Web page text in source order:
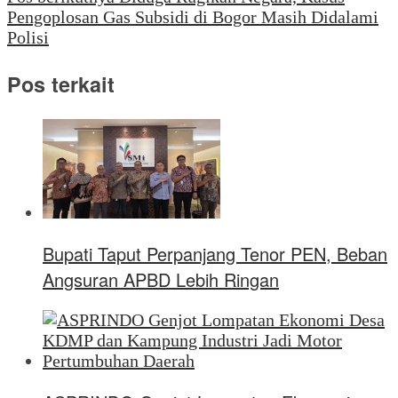
Pengoplosan Gas Subsidi di Bogor Masih Didalami
Polisi
Pos terkait
Bupati Taput Perpanjang Tenor PEN, Beban
Angsuran APBD Lebih Ringan